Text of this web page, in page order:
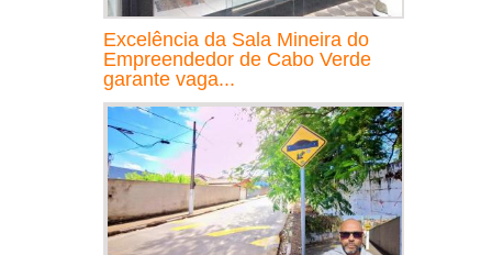
Excelência da Sala Mineira do
Empreendedor de Cabo Verde
garante vaga...